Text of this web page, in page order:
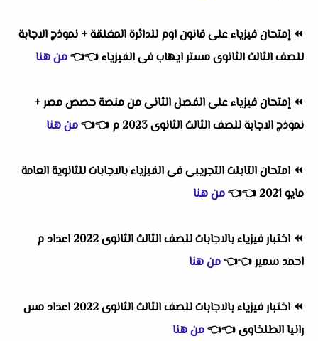
⏪إمتحان فيزياء على قانون اوم للدائرة المغلقة + نموذج الاجابة
للصف الثالث الثانوى مستر ايهاب فى الفيزياء👈
👈من هنا
⏪إمتحان فيزياء على الفصل الثانى من منصة حصص مصر +
نموذج الاجابة للصف الثالث الثانوى 2023 م
👈
👈من هنا
⏪ امتحان التابلت التجريبى فى الفيزياء بالاجابات للثانوية العامة
مايو 2021
👈
👈من هنا
⏪
اختبار فيزياء بالاجابات للصف الثالث الثانوى 2022 اعداد م
احمد سمير👈
👈من هنا
⏪
اختبار فيزياء بالاجابات للصف الثالث الثانوى 2022 اعداد مس
رانيا الطلخاوى👈
👈من هنا